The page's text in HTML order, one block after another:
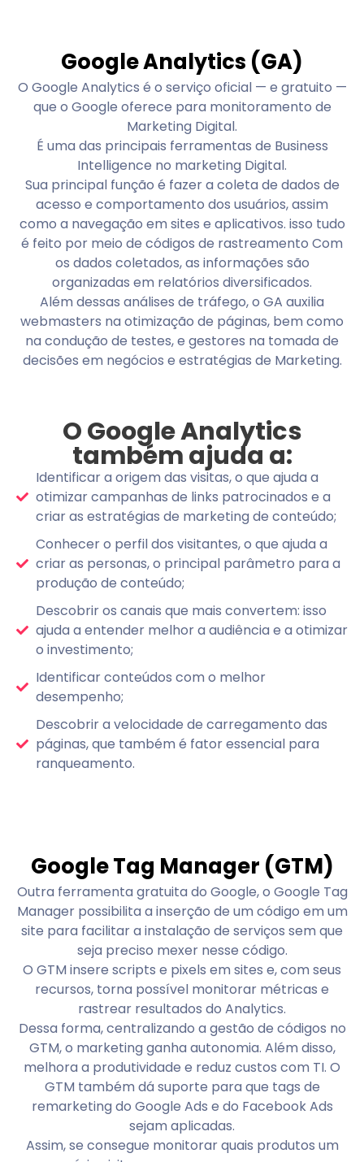
Google Analytics (GA)
O Google Analytics é o serviço oficial — e gratuito —
que o Google oferece para monitoramento de
Marketing Digital.
É uma das principais ferramentas de Business
Intelligence no marketing Digital.
Sua principal função é fazer a coleta de dados de
acesso e comportamento dos usuários, assim
como a navegação em sites e aplicativos. isso tudo
é feito por meio de códigos de rastreamento Com
os dados coletados, as informações são
organizadas em relatórios diversificados.
Além dessas análises de tráfego, o GA auxilia
webmasters na otimização de páginas, bem como
na condução de testes, e gestores na tomada de
decisões em negócios e estratégias de Marketing.
O Google Analytics
também ajuda a:
Identificar a origem das visitas, o que ajuda a
otimizar campanhas de links patrocinados e a
criar as estratégias de marketing de conteúdo;
Conhecer o perfil dos visitantes, o que ajuda a
criar as personas, o principal parâmetro para a
produção de conteúdo;
Descobrir os canais que mais convertem: isso
ajuda a entender melhor a audiência e a otimizar
o investimento;
Identificar conteúdos com o melhor
desempenho;
Descobrir a velocidade de carregamento das
páginas, que também é fator essencial para
ranqueamento.
Google Tag Manager (GTM)
Outra ferramenta gratuita do Google, o Google Tag
Manager possibilita a inserção de um código em um
site para facilitar a instalação de serviços sem que
seja preciso mexer nesse código.
O GTM insere scripts e pixels em sites e, com seus
recursos, torna possível monitorar métricas e
rastrear resultados do Analytics.
Dessa forma, centralizando a gestão de códigos no
GTM, o marketing ganha autonomia. Além disso,
melhora a produtividade e reduz custos com TI. O
GTM também dá suporte para que tags de
remarketing do Google Ads e do Facebook Ads
sejam aplicadas.
Assim, se consegue monitorar quais produtos um